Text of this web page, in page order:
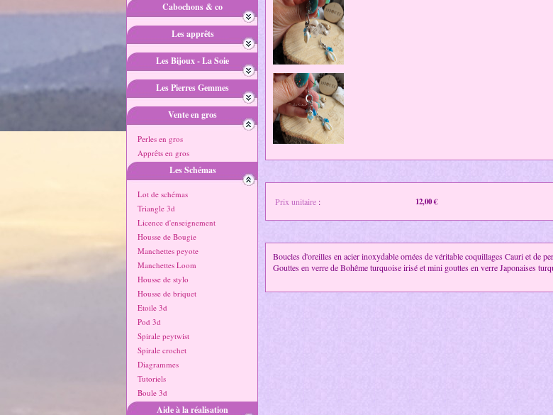
Cabochons & co
Les apprêts
Les Bijoux - La Soie
Les Pierres Gemmes
Vente en gros
Perles en gros
Apprêts en gros
Les Schémas
Lot de schémas
Triangle 3d
Licence d'enseignement
Housse de Bougie
Manchettes peyote
Manchettes Loom
Housse de stylo
Housse de briquet
Etoile 3d
Pod 3d
Spirale peytwist
Spirale crochet
Diagrammes
Tutoriels
Boule 3d
Aide à la réalisation
Prix unitaire : 12,00 €
Boucles d'oreilles en acier inoxydable ornées de véritable coquillages Cauri et de
Gouttes en verre de Bohême turquoise irisé et mini gouttes en verre Japonaises